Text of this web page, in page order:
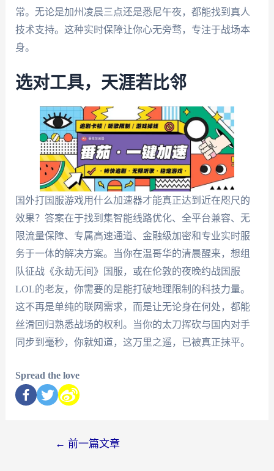
常。无论是加州凌晨三点还是悉尼午夜，都能找到真人
技术支持。这种实时保障让你心无旁骛，专注于战场本
身。
选对工具，天涯若比邻
国外打国服游戏用什么加速器才能真正达到近在咫尺的
效果？答案在于找到集智能线路优化、全平台兼容、无
限流量保障、专属高速通道、金融级加密和专业实时服
务于一体的解决方案。当你在温哥华的清晨醒来，想组
队征战《永劫无间》国服，或在伦敦的夜晚约战国服
LOL的老友，你需要的是能打破地理限制的科技力量。
这不再是单纯的联网需求，而是让无论身在何处，都能
丝滑回归熟悉战场的权利。当你的太刀挥砍与国内对手
同步到毫秒，你就知道，这万里之遥，已被真正抹平。
Spread the love
← 前一篇文章